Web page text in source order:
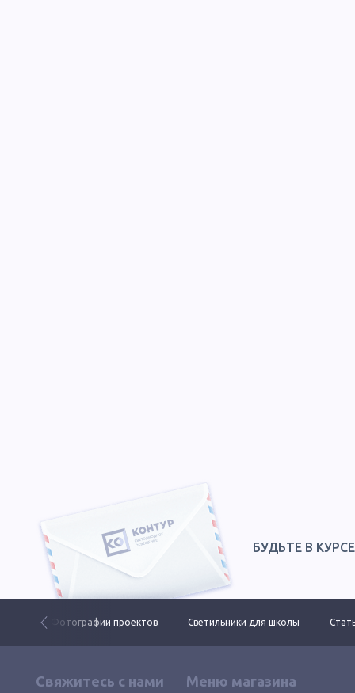
БУДЬТЕ В
Фотографии проектов Светильники для школы
Свяжитесь с нами Меню магазина